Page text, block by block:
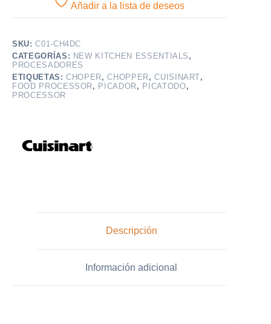
Añadir a la lista de deseos
SKU:C01-CH4DC
CATEGORÍAS: NEW KITCHEN ESSENTIALS ,
PROCESADORES
ETIQUETAS:CHOPER,CHOPPER,CUISINART,
FOOD PROCESSOR, PICADOR, PICATODO,
PROCESSOR
Descripción
Información adicional